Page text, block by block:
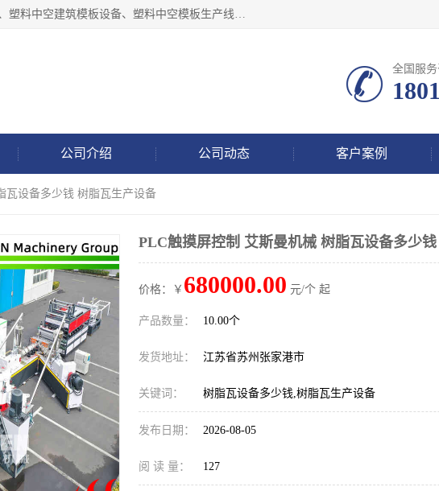
张家港市艾成机械有限公司主要经营pp中空建筑模板生产线、中空塑料模板设备、塑料中空建筑模板设备、塑料中空模板生产线、中空塑料建筑模板机器系列及相关辅机设备等。我们将不断超越自我，一如既往地为客户设计价值，竭诚为您提供更优质的技术、产品和服务！
全国服
公司介绍 公司动态 客户案例
瓦设备多少钱 树脂瓦生产设备
PLC触摸屏控制 艾斯曼机械 树脂瓦设备多少
价格：￥ 680000.00 元/个 起
产品数量： 10.00个
发货地址： 江苏省苏州张家港市
关键词： 树脂瓦设备多少钱,树脂瓦生产设备
发布日期： 2026-08-05
阅 读 量： 127